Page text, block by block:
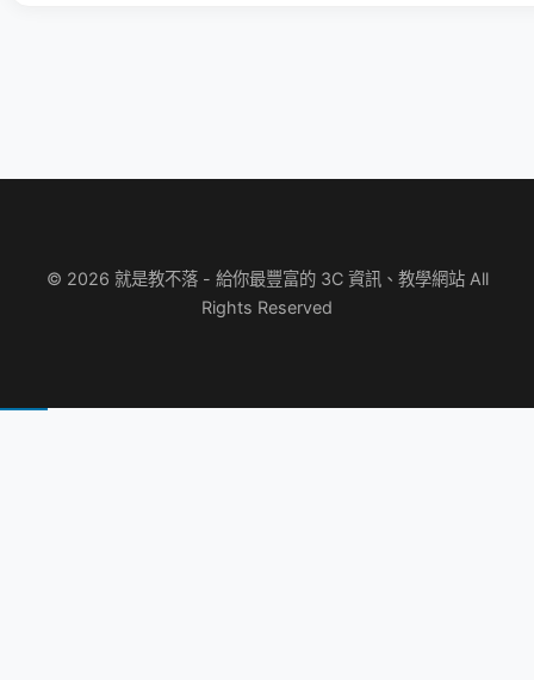
© 2026 就是教不落 - 給你最豐富的 3C 資訊、教學網站 All
Rights Reserved